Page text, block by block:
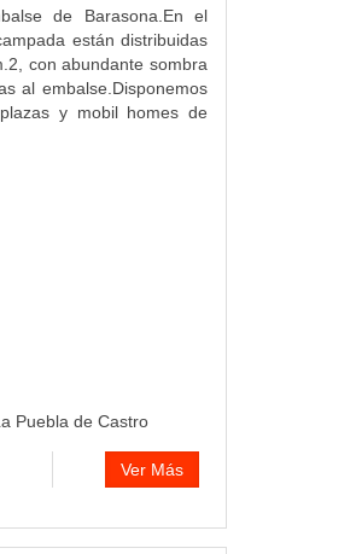
de Barasona.En el
están distribuidas
con abundante sombra
al embalse.Disponemos
y mobil homes de
Puebla de Castro
Ver Más